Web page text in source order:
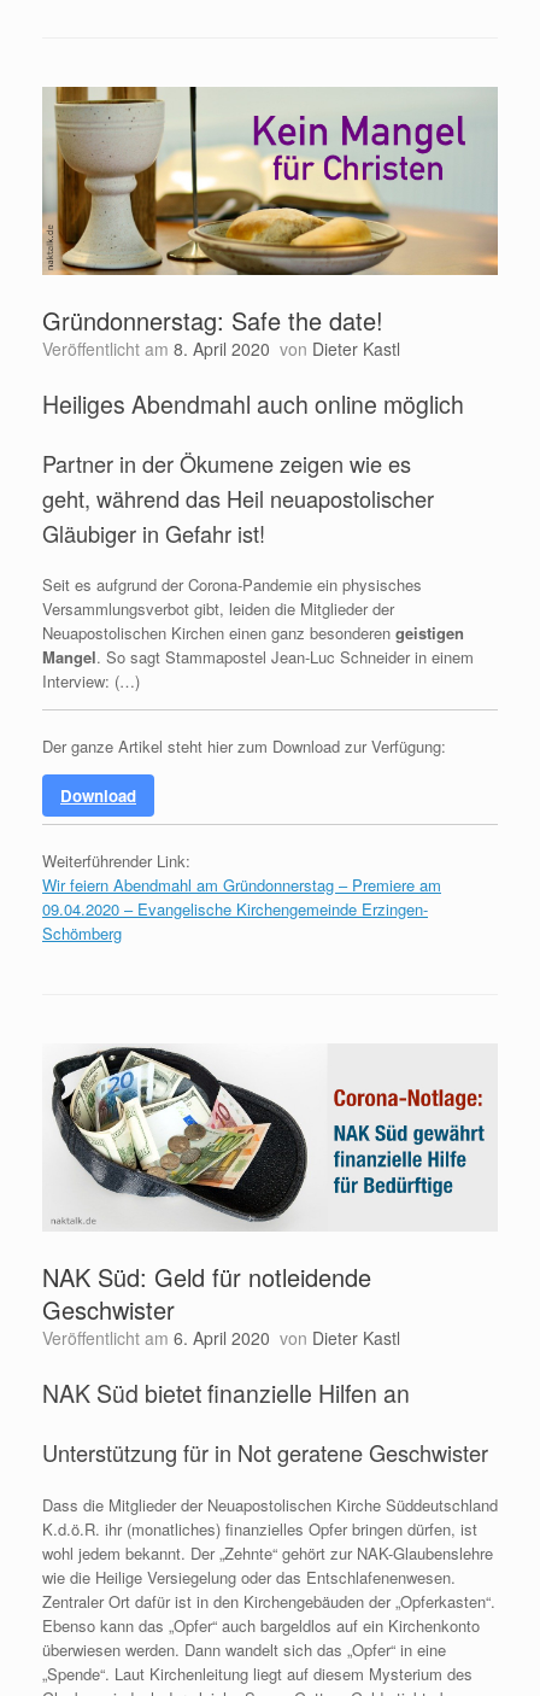
Gründonnerstag: Safe the date!
Veröffentlicht am 8. April 2020 von Dieter Kastl
Heiliges Abendmahl auch online möglich
Partner in der Ökumene zeigen wie es
geht, während das Heil neuapostolischer
Gläubiger in Gefahr ist!
Seit es aufgrund der Corona-Pandemie ein physisches
Versammlungsverbot gibt, leiden die Mitglieder der
Neuapostolischen Kirchen einen ganz besonderen geistigen
Mangel. So sagt Stammapostel Jean-Luc Schneider in einem
Interview: (…)
Der ganze Artikel steht hier zum Download zur Verfügung:
Download
Weiterführender Link:
Wir feiern Abendmahl am Gründonnerstag – Premiere am
09.04.2020 – Evangelische Kirchengemeinde Erzingen-
Schömberg
NAK Süd: Geld für notleidende
Geschwister
Veröffentlicht am 6. April 2020 von Dieter Kastl
NAK Süd bietet finanzielle Hilfen an
Unterstützung für in Not geratene Geschwister
Dass die Mitglieder der Neuapostolischen Kirche Süddeutschland
K.d.ö.R. ihr (monatliches) finanzielles Opfer bringen dürfen, ist
wohl jedem bekannt. Der „Zehnte“ gehört zur NAK-Glaubenslehre
wie die Heilige Versiegelung oder das Entschlafenenwesen.
Zentraler Ort dafür ist in den Kirchengebäuden der „Opferkasten“.
Ebenso kann das „Opfer“ auch bargeldlos auf ein Kirchenkonto
überwiesen werden. Dann wandelt sich das „Opfer“ in eine
„Spende“. Laut Kirchenleitung liegt auf diesem Mysterium des